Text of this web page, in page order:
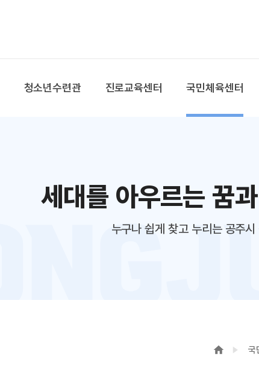
청소년수련관 진로교육센터 국민체육센터
세대를 아우르는 꿈
누구나 쉽게 찾고 누리는 공주
국